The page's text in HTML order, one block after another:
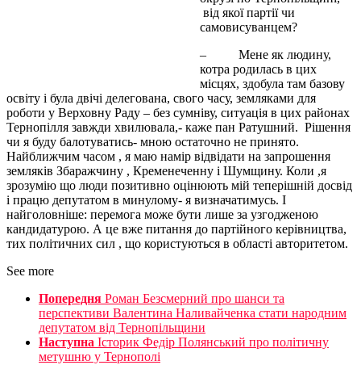
від якої партії чи
самовисуванцем?
– Мене як людину,
котра родилась в цих
місцях, здобула там базову
освіту і була двічі делегована, свого часу, земляками для
роботи у Верховну Раду – без сумніву, ситуація в цих районах
Тернопілля завжди хвилювала,- каже пан Ратушний. Рішення
чи я буду балотуватись- мною остаточно не принято.
Найближчим часом , я маю намір відвідати на запрошення
земляків Збаражчину , Кременеченну і Шумщину. Коли ,я
зрозумію що люди позитивно оцінюють мій теперішній досвід
і працю депутатом в минулому- я визначатимусь. І
найголовніше: перемога може бути лише за узгодженою
кандидатурою. А це вже питання до партійного керівництва,
тих політичних сил , що користуються в області авторитетом.
See more
Попередня Роман Безсмерний про шанси та
перспективи Валентина Наливайченка стати народним
депутатом від Тернопільщини
Наступна Історик Федір Полянський про політичну
метушню у Тернополі